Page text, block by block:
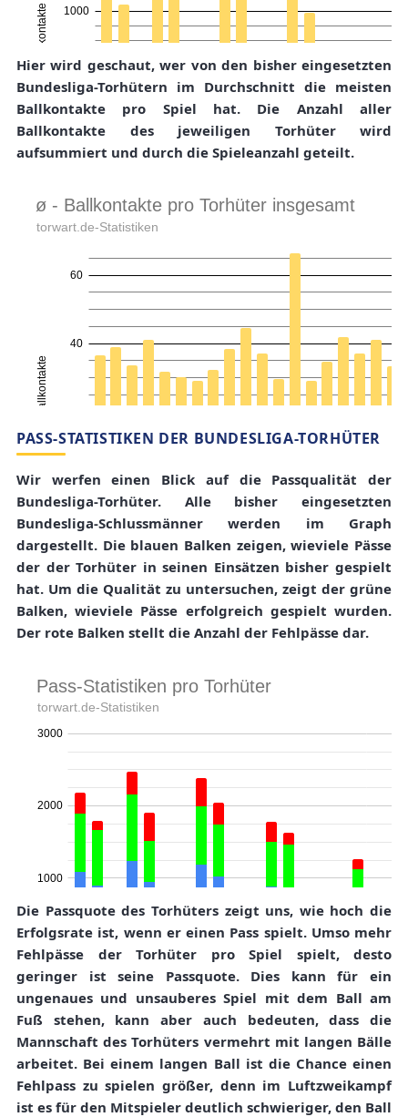
Hier wird geschaut, wer von den bisher eingesetzten
Bundesliga-Torhütern im Durchschnitt die meisten
Ballkontakte pro Spiel hat. Die Anzahl aller
Ballkontakte des jeweiligen Torhüter wird
aufsummiert und durch die Spieleanzahl geteilt.
PASS-STATISTIKEN DER BUNDESLIGA-TORHÜTER
Wir werfen einen Blick auf die Passqualität der
Bundesliga-Torhüter. Alle bisher eingesetzten
Bundesliga-Schlussmänner werden im Graph
dargestellt. Die blauen Balken zeigen, wieviele Pässe
der der Torhüter in seinen Einsätzen bisher gespielt
hat. Um die Qualität zu untersuchen, zeigt der grüne
Balken, wieviele Pässe erfolgreich gespielt wurden.
Der rote Balken stellt die Anzahl der Fehlpässe dar.
Die Passquote des Torhüters zeigt uns, wie hoch die
Erfolgsrate ist, wenn er einen Pass spielt. Umso mehr
Fehlpässe der Torhüter pro Spiel spielt, desto
geringer ist seine Passquote. Dies kann für ein
ungenaues und unsauberes Spiel mit dem Ball am
Fuß stehen, kann aber auch bedeuten, dass die
Mannschaft des Torhüters vermehrt mit langen Bälle
arbeitet. Bei einem langen Ball ist die Chance einen
Fehlpass zu spielen größer, denn im Luftzweikampf
ist es für den Mitspieler deutlich schwieriger, den Ball